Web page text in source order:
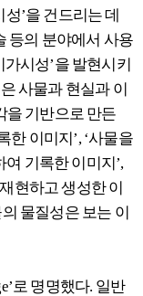
’을 건드리는 데
등의 분야에서 사용
시성’을 발현시키
사물과 현실과 이
을 기반으로 만든
한 이미지’, ‘사물을
기록한 이미지’,
현하고 생성한 이
물질성은 보는 이
로 명명했다. 일반